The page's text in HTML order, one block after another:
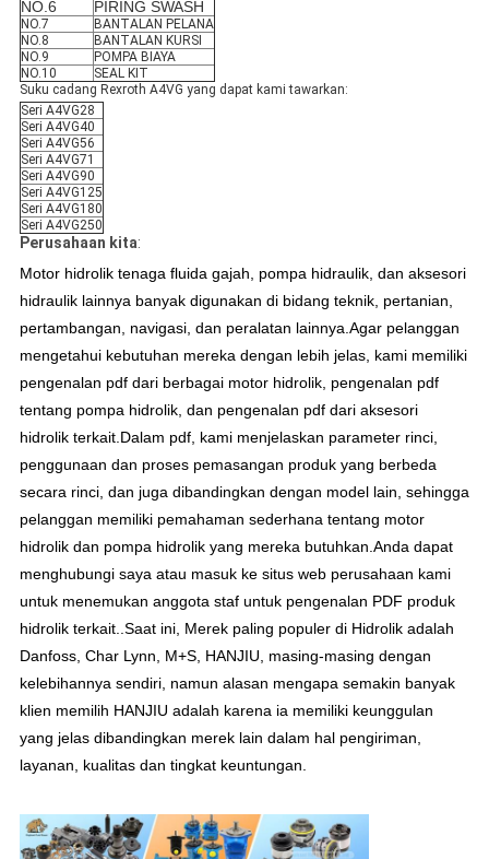
NO.6 PIRING SWASH
NO.7
BANTALAN PELANA
NO.8
BANTALAN KURSI
NO.9
POMPA BIAYA
NO.10
SEAL KIT
Suku cadang Rexroth A4VG yang dapat kami tawarkan:
Seri A4VG28
Seri A4VG40
Seri A4VG56
Seri A4VG71
Seri A4VG90
Seri A4VG125
Seri A4VG180
Seri A4VG250
Perusahaan kita:
Motor hidrolik tenaga fluida gajah, pompa hidraulik, dan aksesori
hidraulik lainnya banyak digunakan di bidang teknik, pertanian,
pertambangan, navigasi, dan peralatan lainnya.Agar pelanggan
mengetahui kebutuhan mereka dengan lebih jelas, kami memiliki
pengenalan pdf dari berbagai motor hidrolik, pengenalan pdf
tentang pompa hidrolik, dan pengenalan pdf dari aksesori
hidrolik terkait.Dalam pdf, kami menjelaskan parameter rinci,
penggunaan dan proses pemasangan produk yang berbeda
secara rinci, dan juga dibandingkan dengan model lain, sehingga
pelanggan memiliki pemahaman sederhana tentang motor
hidrolik dan pompa hidrolik yang mereka butuhkan.Anda dapat
menghubungi saya atau masuk ke situs web perusahaan kami
untuk menemukan anggota staf untuk pengenalan PDF produk
hidrolik terkait..Saat ini, Merek paling populer di Hidrolik adalah
Danfoss, Char Lynn, M+S, HANJIU, masing-masing dengan
kelebihannya sendiri, namun alasan mengapa semakin banyak
klien memilih HANJIU adalah karena ia memiliki keunggulan
yang jelas dibandingkan merek lain dalam hal pengiriman,
layanan, kualitas dan tingkat keuntungan.